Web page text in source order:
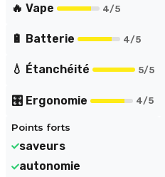
🔥 Vape 4/5
🔋 Batterie 4/5
💧 Étanchéité 5/5
🎛️ Ergonomie 4/5
Points forts
saveurs
autonomie